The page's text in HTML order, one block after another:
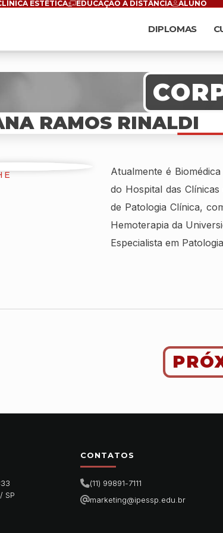
ESTÉTICA EDUCAÇÃO A DISTÂNCIA ALUNO
DIPLOMAS
RAMOS RINALDI
Atualmente é
do Hospital das
de Patologia Clínica,
Hemoterapia da
Especialista em
/ SP
CONTATOS
(11) 99891-7111
marketing@ipessp.edu.br